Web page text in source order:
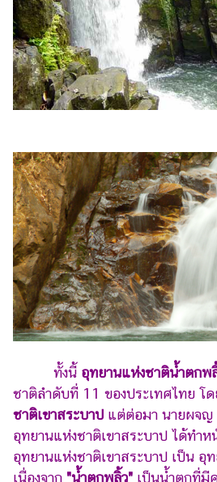
ทั้งนี้ อุทยานแห่งชาติน้ำตกพ
ชาติลำดับที่ 11 ของประเทศไทย โ
ชาติเขาสระบาป แต่ต่อมา นายผจ
อุทยานแห่งชาติเขาสระบาป ได้ทำ
อุทยานแห่งชาติเขาสระบาป เป็น อุ
เนื่องจาก "น้ำตกพลิ้ว" เป็นน้ำตกที่มี